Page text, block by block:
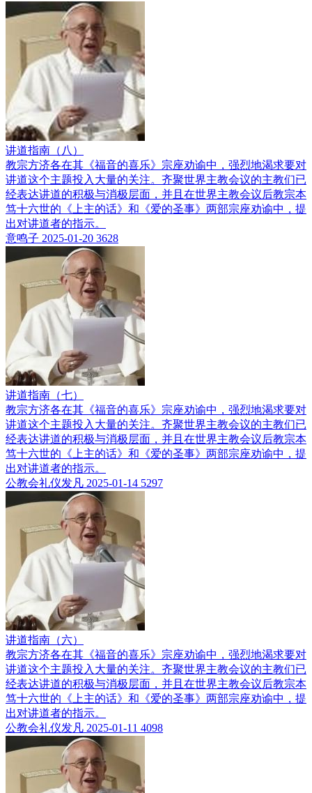
讲道指南（八）
教宗方济各在其《福音的喜乐》宗座劝谕中，强烈地渴求要对
讲道这个主题投入大量的关注。齐聚世界主教会议的主教们已
经表达讲道的积极与消极层面，并且在世界主教会议后教宗本
笃十六世的《上主的话》和《爱的圣事》两部宗座劝谕中，提
出对讲道者的指示。
意鸣子 2025-01-20 3628
讲道指南（七）
教宗方济各在其《福音的喜乐》宗座劝谕中，强烈地渴求要对
讲道这个主题投入大量的关注。齐聚世界主教会议的主教们已
经表达讲道的积极与消极层面，并且在世界主教会议后教宗本
笃十六世的《上主的话》和《爱的圣事》两部宗座劝谕中，提
出对讲道者的指示。
公教会礼仪发凡 2025-01-14 5297
讲道指南（六）
教宗方济各在其《福音的喜乐》宗座劝谕中，强烈地渴求要对
讲道这个主题投入大量的关注。齐聚世界主教会议的主教们已
经表达讲道的积极与消极层面，并且在世界主教会议后教宗本
笃十六世的《上主的话》和《爱的圣事》两部宗座劝谕中，提
出对讲道者的指示。
公教会礼仪发凡 2025-01-11 4098